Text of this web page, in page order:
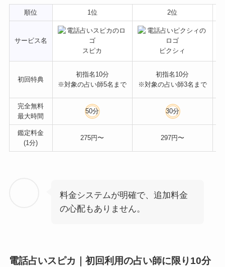
順位 1位 2位
サービス名
スピカ
ピクシィ
初回特典
初指名10分
※対象の占い師5名まで
初指名10分
※対象の占い師3名まで
完全無料
最大時間
50分 30分
鑑定料金
(1分)
275円〜 297円〜
料金システムが明確で、追加料金
の心配もありません。
電話占いスピカ｜初回利用の占い師に限り10分